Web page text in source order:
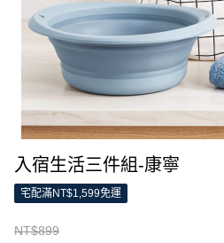
入宿生活三件組-康寧
宅配滿NT$1,599免運
NT$899